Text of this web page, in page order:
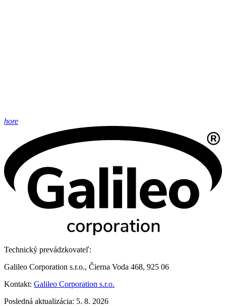
hore
Technický prevádzkovateľ:
Galileo Corporation s.r.o., Čierna Voda 468, 925 06
Kontakt: Galileo Corporation s.r.o.
Posledná aktualizácia: 5. 8. 2026